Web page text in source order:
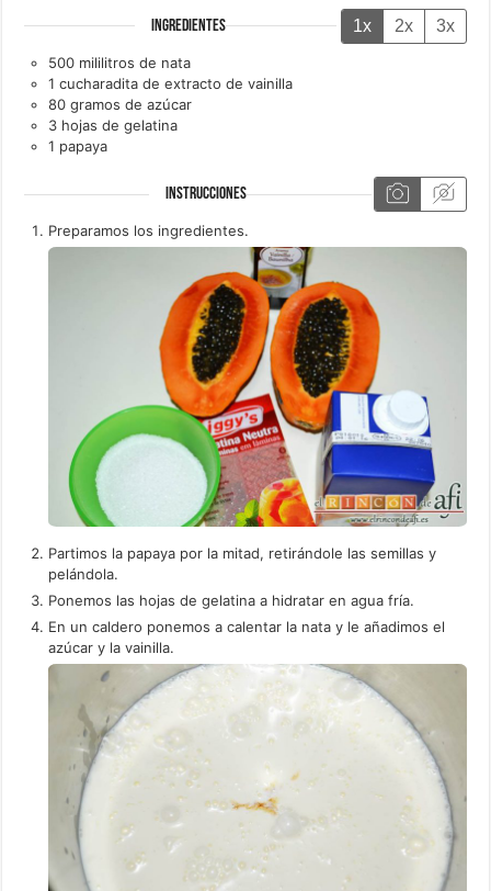
INGREDIENTES 1x 2x 3x
500 mililitros de nata
1 cucharadita de extracto de vainilla
80 gramos de azúcar
3 hojas de gelatina
1 papaya
INSTRUCCIONES
Preparamos los ingredientes.
Partimos la papaya por la mitad, retirándole las semillas y
pelándola.
Ponemos las hojas de gelatina a hidratar en agua fría.
En un caldero ponemos a calentar la nata y le añadimos el
azúcar y la vainilla.